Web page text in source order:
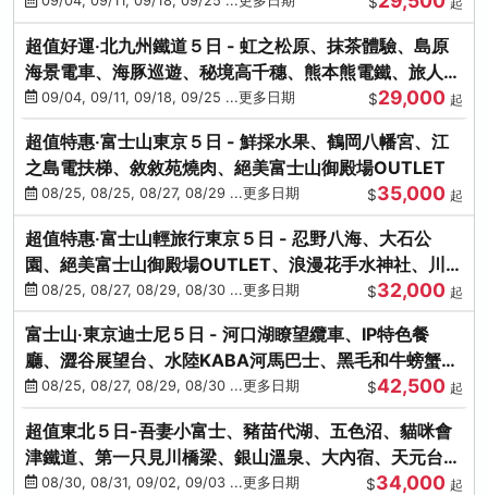
超值好運‧北九州鐵道５日 - 虹之松原、抹茶體驗、島原
海景電車、海豚巡遊、秘境高千穗、熊本熊電鐵、旅人觀
光列車-台中出發
09/04, 09/11, 09/18, 09/25 ...更多日期 $29,000 起
超值特惠‧富士山東京５日 - 鮮採水果、鶴岡八幡宮、江
之島電扶梯、敘敘苑燒肉、絕美富士山御殿場OUTLET
08/25, 08/25, 08/27, 08/29 ...更多日期 $35,000 起
超值特惠‧富士山輕旅行東京５日 - 忍野八海、大石公
園、絕美富士山御殿場OUTLET、浪漫花手水神社、川越
小江戶
08/25, 08/27, 08/29, 08/30 ...更多日期 $32,000 起
富士山‧東京迪士尼５日 - 河口湖瞭望纜車、IP特色餐
廳、澀谷展望台、水陸KABA河馬巴士、黑毛和牛螃蟹美
饌、季節採果
08/25, 08/27, 08/29, 08/30 ...更多日期 $42,500 起
超值東北５日-吾妻小富士、豬苗代湖、五色沼、貓咪會
津鐵道、第一只見川橋梁、銀山溫泉、大內宿、天元台高
原纜車
08/30, 08/31, 09/02, 09/03 ...更多日期 $34,000 起